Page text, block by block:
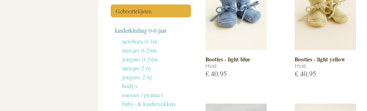
Geboortelijsten
kinderkleding 0-6 jaar
newborn 0-3m
meisjes 0-24m
jongens 0-24m
meisjes 2-6j
jongens 2-6j
body's
onesies / pyama's
baby- & kindersokken
Booties - light blue
Hvid
€ 40,95
Booties - light yellow
Hvid
€ 40,95